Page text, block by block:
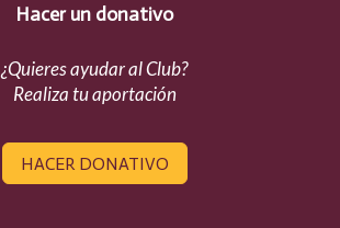
Hacer un donativo
¿Quieres ayudar al Club?
Realiza tu aportación
HACER DONATIVO